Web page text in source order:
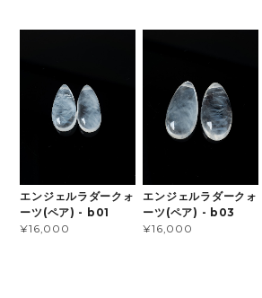
エンジェルラダークォ
ーツ(ペア) - b01
¥16,000
エンジェルラダークォ
ーツ(ペア) - b03
¥16,000